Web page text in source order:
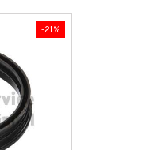
-21%